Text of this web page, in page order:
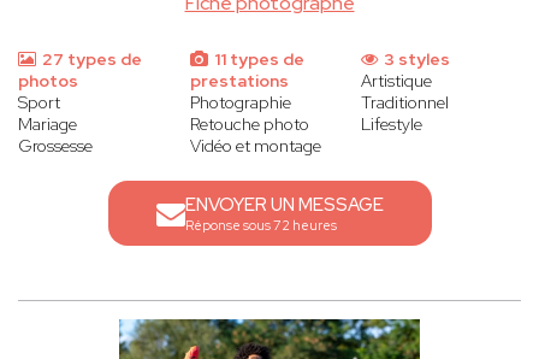
27 types de
photos
Sport
Mariage
Grossesse
11 types de
prestations
Photographie
Retouche photo
Vidéo et montage
3 styles
Artistique
Traditionnel
Lifestyle
ENVOYER UN MESSAGE
Réponse sous 72 heures